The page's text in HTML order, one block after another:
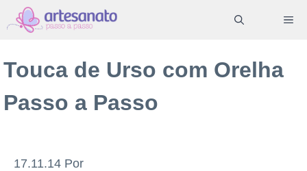
Pular
para
conteúdo
Touca de Urso com Orelha
Passo a Passo
17.11.14 Por